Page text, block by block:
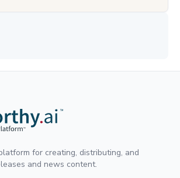
for creating, distributing, and
and news content.